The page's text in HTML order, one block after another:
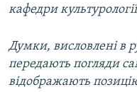
кафедри
Думки, висловлені в
передають погляди
відображають